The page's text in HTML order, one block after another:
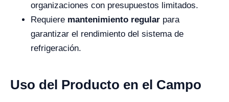
organizaciones con presupuestos limitados.
Requiere mantenimiento regular para
garantizar el rendimiento del sistema de
refrigeración.
Uso del Producto en el Campo